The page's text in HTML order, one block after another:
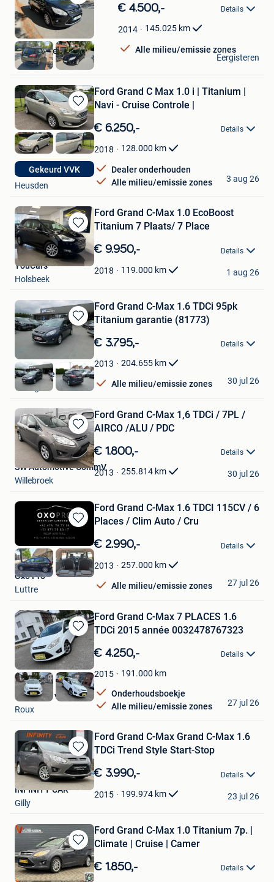
Bewaren
in
Mijn
Favorieten
€ 4.500,- Details
2014 145.025 km
Alle milieu/emissie zones
Autohandel Ez
Hoboken
Eergisteren
Bewaren
in
Mijn
Favorieten
Gekeurd VVK
Ford Grand C Max 1.0 i | Titanium |
Navi - Cruise Controle |
€ 6.250,- Details
2018 128.000 km
Dealer onderhouden
Alle milieu/emissie zones
Lion Motors BV
Heusden
3 aug 26
Bewaren
in
Mijn
Favorieten
Ford Grand C-Max 1.0 EcoBoost
Titanium 7 Plaats/ 7 Place
€ 9.950,- Details
2018 119.000 km
YouCars
Holsbeek
1 aug 26
Bewaren
in
Favorieten
Ford Grand C-Max 1.6 TDCi 95pk
Titanium garantie (81773)
€ 3.795,- Details
2013 204.655 km
Alle milieu/emissie zones
Garage Teirlynck
Waregem
30 jul 26
Bewaren
in
Mijn
Favorieten
Ford Grand C-Max 1,6 TDCi / 7PL /
AIRCO /ALU / PDC
€ 1.800,- Details
2013 255.814 km
SW Automotive CommV
Willebroek
30 jul 26
Bewaren
in
Mijn
Favorieten
Ford Grand C-Max 1.6 TDCI 115CV / 6
Places / Clim Auto / Cru
€ 2.990,- Details
2013 257.000 km
Alle milieu/emissie zones
Oxo Pro
Luttre
27 jul 26
Bewaren
in
Mijn
Favorieten
Ford Grand C-Max 7 PLACES 1.6
TDCi 2015 année 0032478767323
€ 4.250,- Details
2015 191.000 km
Onderhoudsboekje
Alle milieu/emissie zones
Garage la victoire
Roux
27 jul 26
Bewaren
in
Mijn
Favorieten
Ford Grand C-Max Grand C-Max 1.6
TDCi Trend Style Start-Stop
€ 3.990,- Details
2015 199.974 km
INFINITY CAR
Gilly
23 jul 26
Bewaren
in
Mijn
Ford Grand C-Max 1.0 Titanium 7p. |
Climate | Cruise | Camer
€ 1.850,- Details